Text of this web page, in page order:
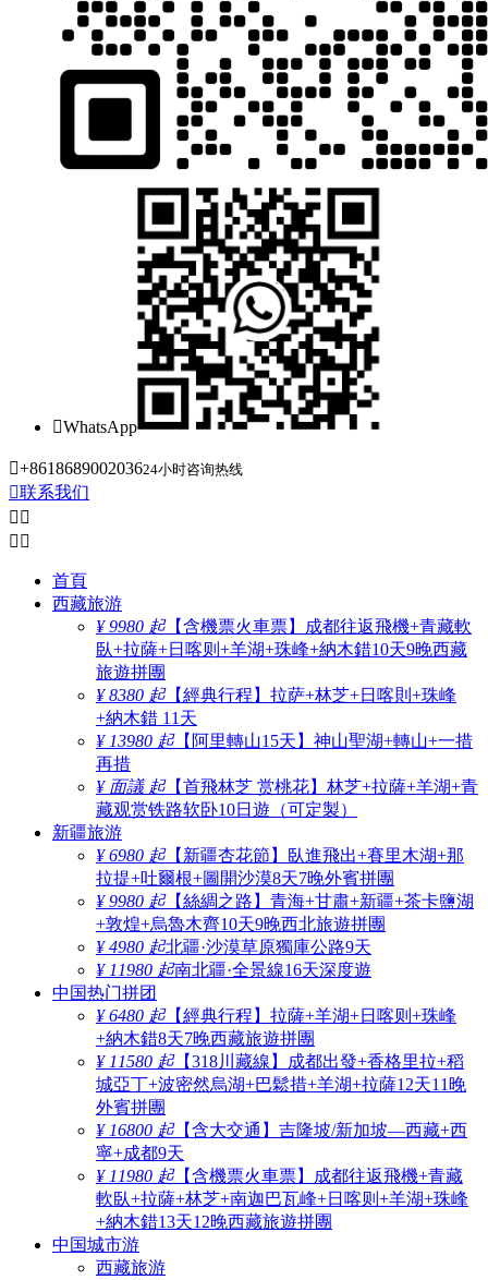
WhatsApp
+861868900203624小时咨询热线
联系我们
 
 
首頁
西藏旅游
¥ 9980 起【含機票火車票】成都往返飛機+青藏軟
臥+拉薩+日喀则+羊湖+珠峰+納木錯10天9晚西藏
旅遊拼團
¥ 8380 起【經典行程】拉萨+林芝+日喀則+珠峰
+納木錯 11天
¥ 13980 起【阿里轉山15天】神山聖湖+轉山+一措
再措
¥ 面議 起【首飛林芝 赏桃花】林芝+拉薩+羊湖+青
藏观赏铁路软卧10日遊（可定製）
新疆旅游
¥ 6980 起【新疆杏花節】臥進飛出+賽里木湖+那
拉提+吐爾根+圖開沙漠8天7晚外賓拼團
¥ 9980 起【絲綢之路】青海+甘肅+新疆+茶卡鹽湖
+敦煌+烏魯木齊10天9晚西北旅遊拼團
¥ 4980 起北疆·沙漠草原獨庫公路9天
¥ 11980 起南北疆·全景線16天深度遊
中国热门拼团
¥ 6480 起【經典行程】拉薩+羊湖+日喀则+珠峰
+納木錯8天7晚西藏旅遊拼團
¥ 11580 起【318川藏線】成都出發+香格里拉+稻
城亞丁+波密然烏湖+巴鬆措+羊湖+拉薩12天11晚
外賓拼團
¥ 16800 起【含大交通】吉隆坡/新加坡—西藏+西
寧+成都9天
¥ 11980 起【含機票火車票】成都往返飛機+青藏
軟臥+拉薩+林芝+南迦巴瓦峰+日喀则+羊湖+珠峰
+納木錯13天12晚西藏旅遊拼團
中国城市游
西藏旅游